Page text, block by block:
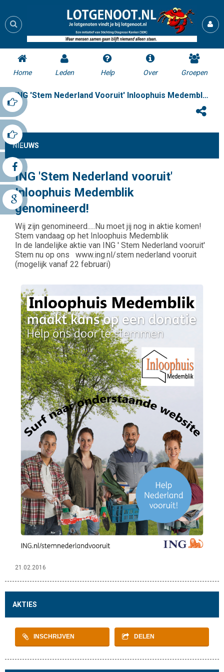
Home Leden Help Over Groepen
ING 'Stem Nederland Vooruit' Inloophuis Medemblik Genomineerd!
NIEUWS
ING 'Stem Nederland vooruit'
Inloophuis Medemblik
genomineerd!
Wij zijn genomineerd.....Nu moet jij nog in aktie komen!
Stem vandaag op het Inloophuis Medemblik
In de landelijke aktie van ING ' Stem Nederland vooruit'
Stem nu op ons www.ing.nl/stem nederland vooruit
(mogelijk vanaf 22 februari)
21.02.2016
AKTIES
INSCHRIJVEN DELEN